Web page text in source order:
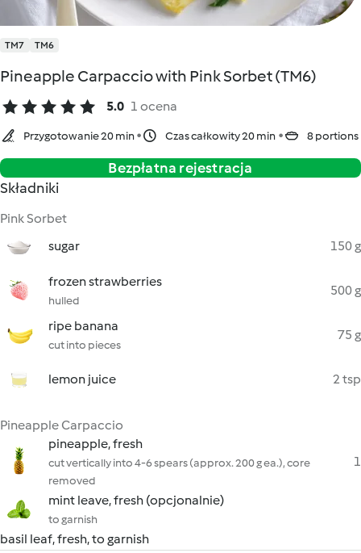
TM7 TM6
Pineapple Carpaccio with Pink Sorbet (TM6)
5.0 1 ocena
Przygotowanie 20 min Czas całkowity 20 min 8 portions
Bezpłatna rejestracja
Składniki
Pink Sorbet
sugar
150 g
frozen strawberries
hulled
500 g
ripe banana
cut into pieces
75 g
lemon juice 2 tsp
Pineapple Carpaccio
pineapple, fresh
cut vertically into 4-6 spears (approx. 200 g ea.), core
removed
1
mint leave, fresh (opcjonalnie)
to garnish
basil leaf, fresh, to garnish